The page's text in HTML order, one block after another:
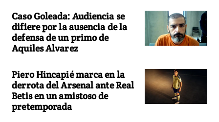
Caso Goleada: Audiencia se
difiere por la ausencia de la
defensa de un primo de
Aquiles Alvarez
Piero Hincapié marca en la
derrota del Arsenal ante Real
Betis en un amistoso de
pretemporada